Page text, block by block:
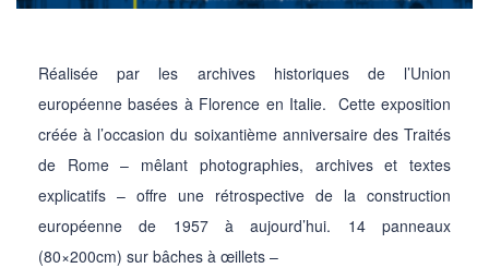
Réalisée par les archives historiques de l’Union
européenne basées à Florence en Italie. Cette exposition
créée à l’occasion du soixantième anniversaire des Traités
de Rome – mêlant photographies, archives et textes
explicatifs – offre une rétrospective de la construction
européenne de 1957 à aujourd’hui. 14 panneaux
(80×200cm) sur bâches à œillets –